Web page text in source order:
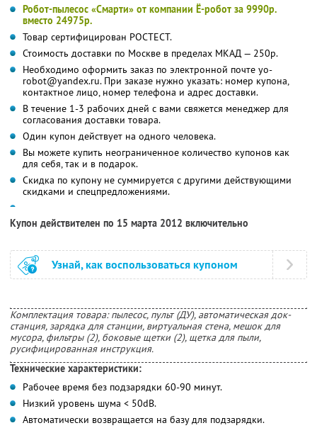
Робот-пылесос «Смарти» от компании Ё-робот за 9990р.
вместо 24975р.
Товар сертифицирован РОСТЕСТ.
Стоимость доставки по Москве в пределах МКАД — 250р.
Необходимо оформить заказ по электронной почте yo-
robot@yandex.ru. При заказе нужно указать: номер купона,
контактное лицо, номер телефона и адрес доставки.
В течение 1-3 рабочих дней с вами свяжется менеджер для
согласования доставки товара.
Один купон действует на одного человека.
Вы можете купить неограниченное количество купонов как
для себя, так и в подарок.
Скидка по купону не суммируется с другими действующими
скидками и спецпредложениями.
Купон действителен по 15 марта 2012 включительно
Узнай, как воспользоваться купоном
Комплектация товара: пылесос, пульт (ДУ), автоматическая док-
станция, зарядка для станции, виртуальная стена, мешок для
мусора, фильтры (2), боковые щетки (2), щетка для пыли,
русифицированная инструкция.
Технические характеристики:
Рабочее время без подзарядки 60-90 минут.
Низкий уровень шума < 50dB.
Автоматически возвращается на базу для подзарядки.